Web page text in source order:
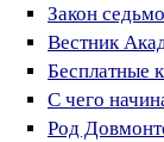
Закон
Вестник
Бесплатные
С чего
Род